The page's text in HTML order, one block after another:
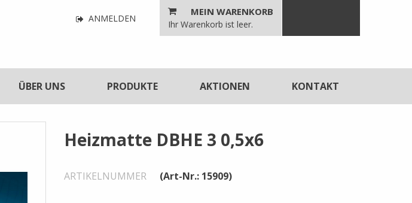
Navigation
Benutzerfunktionen
ANMELDEN
MEIN WARENKORB
Ihr Warenkorb ist leer.
ÜBER UNS PRODUKTE AKTIONEN KONTAKT
Heizmatte DBHE 3 0,5x6
ARTIKELNUMMER (Art-Nr.: 15909)